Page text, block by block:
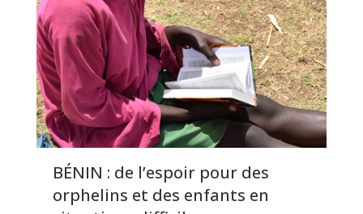
BÉNIN : de l’espoir pour des
orphelins et des enfants en